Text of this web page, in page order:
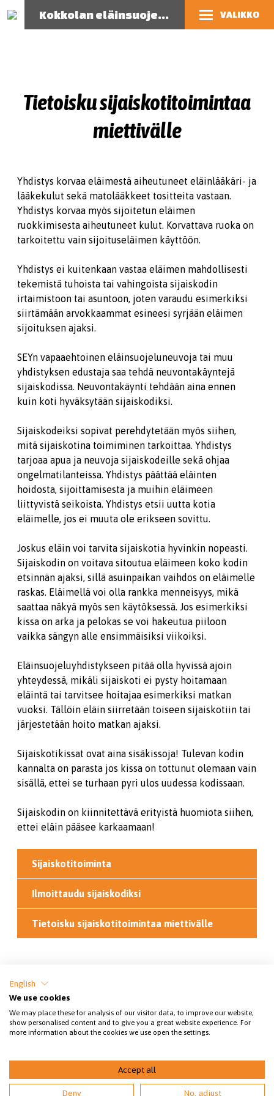
Kokkolan eläinsuojeluyhdistys VALIKKO
Tietoisku sijaiskotitoimintaa
miettivälle
Yhdistys korvaa eläimestä aiheutuneet eläinlääkäri- ja
lääkekulut sekä matolääkkeet tositteita vastaan.
Yhdistys korvaa myös sijoitetun eläimen
ruokkimisesta aiheutuneet kulut. Korvattava ruoka on
tarkoitettu vain sijoituseläimen käyttöön.
Yhdistys ei kuitenkaan vastaa eläimen mahdollisesti
tekemistä tuhoista tai vahingoista sijaiskodin
irtaimistoon tai asuntoon, joten varaudu esimerkiksi
siirtämään arvokkaammat esineesi syrjään eläimen
sijoituksen ajaksi.
SEYn vapaaehtoinen eläinsuojeluneuvoja tai muu
yhdistyksen edustaja saa tehdä neuvontakäyntejä
sijaiskodissa. Neuvontakäynti tehdään aina ennen
kuin koti hyväksytään sijaiskodiksi.
Sijaiskodeiksi sopivat perehdytetään myös siihen,
mitä sijaiskotina toimiminen tarkoittaa. Yhdistys
tarjoaa apua ja neuvoja sijaiskodeille sekä ohjaa
ongelmatilanteissa. Yhdistys päättää eläinten
hoidosta, sijoittamisesta ja muihin eläimeen
liittyvistä seikoista. Yhdistys etsii uutta kotia
eläimelle, jos ei muuta ole erikseen sovittu.
Joskus eläin voi tarvita sijaiskotia hyvinkin nopeasti.
Sijaiskodin on voitava sitoutua eläimeen koko kodin
etsinnän ajaksi, sillä asuinpaikan vaihdos on eläimelle
raskas. Eläimellä voi olla rankka menneisyys, mikä
saattaa näkyä myös sen käytöksessä. Jos esimerkiksi
kissa on arka ja pelokas se voi hakeutua piiloon
vaikka sängyn alle ensimmäisiksi viikoiksi.
Eläinsuojeluyhdistykseen pitää olla hyvissä ajoin
yhteydessä, mikäli sijaiskoti ei pysty hoitamaan
eläintä tai tarvitsee hoitajaa esimerkiksi matkan
vuoksi. Tällöin eläin siirretään toiseen sijaiskotiin tai
järjestetään hoito matkan ajaksi.
Sijaiskotikissat ovat aina sisäkissoja! Tulevan kodin
kannalta on parasta jos kissa on tottunut olemaan vain
sisällä, ettei se turhaan pyri ulos uudessa kodissaan.
Sijaiskodin on kiinnitettävä erityistä huomiota siihen,
ettei eläin pääsee karkaamaan!
Sijaiskotitoiminta
Ilmoittaudu sijaiskodiksi
Tietoisku sijaiskotitoimintaa miettivälle
© 2026 Kokkolan eläinsuojeluyhdistys
English
We use cookies
We may place these for analysis of our visitor data, to improve our website,
show personalised content and to give you a great website experience. For
more information about the cookies we use open the settings.
Accept all
Deny No, adjust